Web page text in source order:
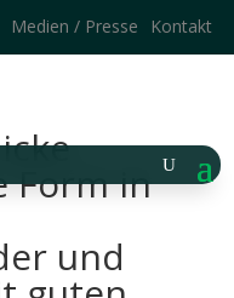
Medien / Presse Kontakt
Form in
und